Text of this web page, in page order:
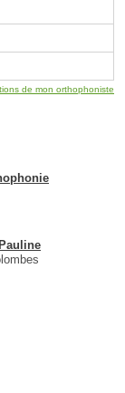
de mon orthophoniste